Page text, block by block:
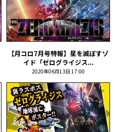
【月コロ7月号特報】星を滅ぼすゾ
イド「ゼログライジス...
2020年06月13日 17:00